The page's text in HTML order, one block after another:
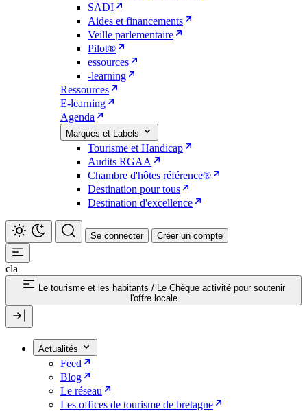
SADI
Aides et financements
Veille parlementaire
Pilot®
essources
-learning
Ressources
E-learning
Agenda
Marques et Labels
Tourisme et Handicap
Audits RGAA
Chambre d'hôtes référence®
Destination pour tous
Destination d'excellence
Se connecter Créer un compte
cla
Le tourisme et les habitants / Le Chèque activité pour soutenir
l'offre locale
Actualités
Feed
Blog
Le réseau
Les offices de tourisme de bretagne